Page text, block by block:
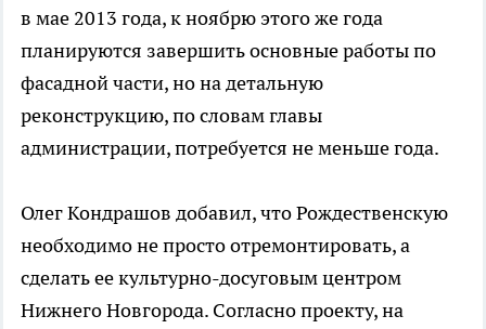
в мае 2013 года, к ноябрю этого же года
планируются завершить основные работы по
фасадной части, но на детальную
реконструкцию, по словам главы
администрации, потребуется не меньше года.
Олег Кондрашов добавил, что Рождественскую
необходимо не просто отремонтировать, а
сделать ее культурно-досуговым центром
Нижнего Новгорода. Согласно проекту, на